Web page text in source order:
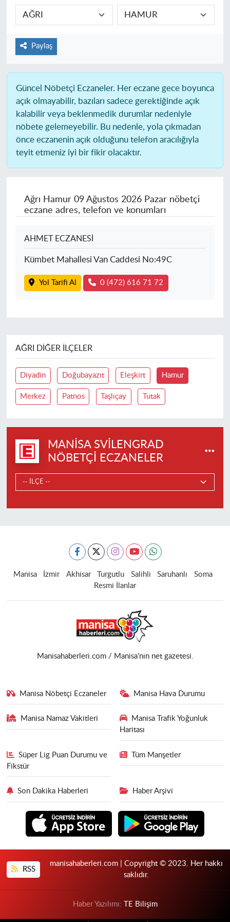
Paylaş
Güncel Nöbetçi Eczaneler. Her eczane gece boyunca
açık olmayabilir, bazıları sadece gerektiğinde açık
kalabilir veya beklenmedik durumlar nedeniyle
nöbete gelemeyebilir. Bu nedenle, yola çıkmadan
önce eczanenin açık olduğunu telefon aracılığıyla
teyit etmeniz iyi bir fikir olacaktır.
Ağrı Hamur09 Ağustos 2026 Pazar nöbetçi
eczane adres, telefon ve konumları
AHMET ECZANESİ
Kümbet Mahallesi Van Caddesi No:49C
Yol Tarifi Al 0 (472) 616 71 72
AĞRI DIĞER İLÇELER
Diyadin Doğubayazıt Eleşkirt Hamur
Merkez Patnos Taşlıçay Tutak
MANISA SVILENGRAD
NÖBETÇI ECZANELER
Manisa İzmir Akhisar Turgutlu Salihli Saruhanlı
Soma
Resmi İlanlar
Manisahaberleri.com / Manisa'nın net gazetesi.
Manisa Nöbetçi Eczaneler Manisa Hava Durumu
Manisa Namaz Vakitleri
Manisa Trafik Yoğunluk
Haritası
Süper Lig Puan Durumu ve
Fikstür
Tüm Manşetler
Son Dakika Haberleri Haber Arşivi
RSS
manisahaberleri.com | Copyright © 2023. Her hakkı
saklıdır.
Haber Yazılımı: TE Bilişim